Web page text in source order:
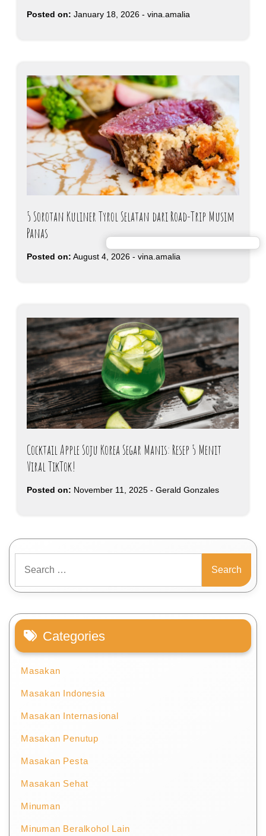
Posted on: January 18, 2026 - vina.amalia
5 Sorotan Kuliner Tyrol Selatan dari Road-Trip Musim
Panas
Posted on: August 4, 2026 - vina.amalia
Cocktail Apple Soju Korea Segar Manis: Resep 5 Menit
Viral TikTok!
Posted on: November 11, 2025 - Gerald Gonzales
for:
Categories
Masakan
Masakan Indonesia
Masakan Internasional
Masakan Penutup
Masakan Pesta
Masakan Sehat
Minuman
Minuman Beralkohol Lain